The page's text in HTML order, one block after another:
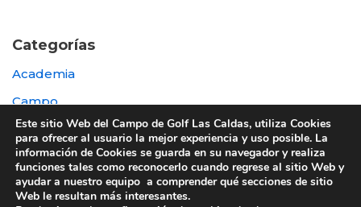
Categorías
Academia
Campo
Destacada
Otras
Este sitio Web del Campo de Golf Las Caldas, utiliza Cookies
para ofrecer al usuario la mejor experiencia y uso posible. La
información de Cookies se guarda en su navegador y realiza
funciones tales como reconocerlo cuando regrese al sitio Web y
ayudar a nuestro equipo a comprender qué secciones de sitio
Web le resultan más interesantes.